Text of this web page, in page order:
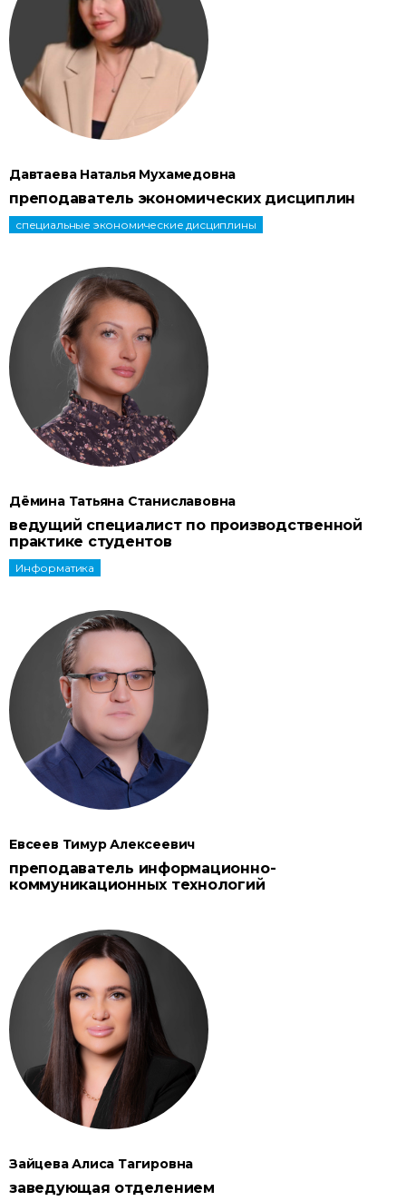
Давтаева Наталья Мухамедовна
преподаватель экономических дисциплин
специальные экономические дисциплины
Дёмина Татьяна Станиславовна
ведущий специалист по производственной
практике студентов
Информатика
Евсеев Тимур Алексеевич
преподаватель информационно-
коммуникационных технологий
Зайцева Алиса Тагировна
заведующая отделением